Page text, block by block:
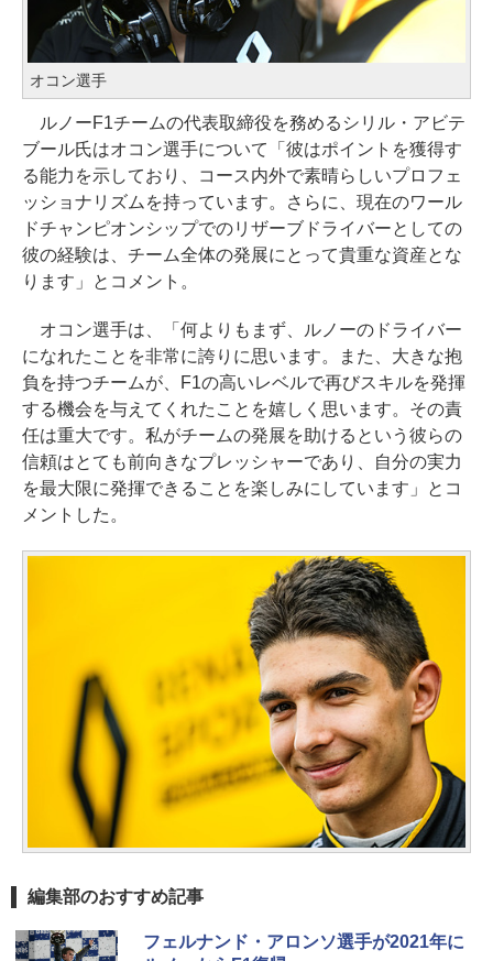
オコン選手
ルノーF1チームの代表取締役を務めるシリル・アビテ
ブール氏はオコン選手について「彼はポイントを獲得す
る能力を示しており、コース内外で素晴らしいプロフェ
ッショナリズムを持っています。さらに、現在のワール
ドチャンピオンシップでのリザーブドライバーとしての
彼の経験は、チーム全体の発展にとって貴重な資産とな
ります」とコメント。
オコン選手は、「何よりもまず、ルノーのドライバー
になれたことを非常に誇りに思います。また、大きな抱
負を持つチームが、F1の高いレベルで再びスキルを発揮
する機会を与えてくれたことを嬉しく思います。その責
任は重大です。私がチームの発展を助けるという彼らの
信頼はとても前向きなプレッシャーであり、自分の実力
を最大限に発揮できることを楽しみにしています」とコ
メントした。
編集部のおすすめ記事
フェルナンド・アロンソ選手が2021年に